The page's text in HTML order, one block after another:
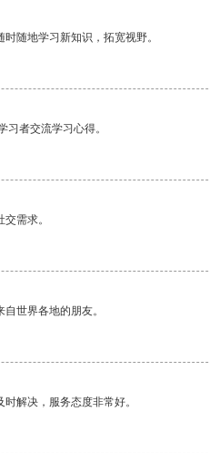
随地学习新知识，拓宽视野。
者交流学习心得。
需求。
世界各地的朋友。
解决，服务态度非常好。